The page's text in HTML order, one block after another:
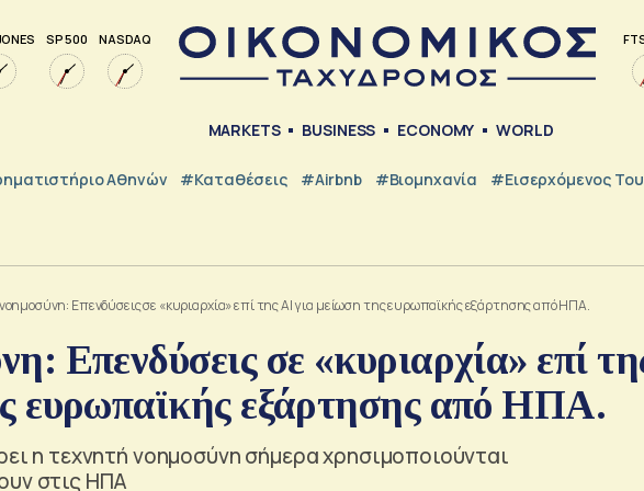
SP 500 NASDAQ
MARKETS BUSINESS ECONOMY WORLD
Αθηνών #Καταθέσεις #Airbnb #Βιομηχανία #εισερχόμενος
Επενδύσεις σε «κυριαρχία» επί της ΑΙ για μείωση της ευρωπαϊκής εξάρτησης από ΗΠΑ.
Επενδύσεις σε «κυριαρχία» επί
ευρωπαϊκής εξάρτησης από ΗΠΑ.
η τεχνητή νοημοσύνη σήμερα χρησιμοποιούνται
στις ΗΠΑ